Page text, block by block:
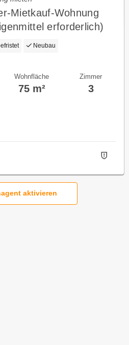
Mietkauf-Wohnung
erforderlich)
Neubau
Wohnfläche
75 m²
Zimmer
3
aktivieren